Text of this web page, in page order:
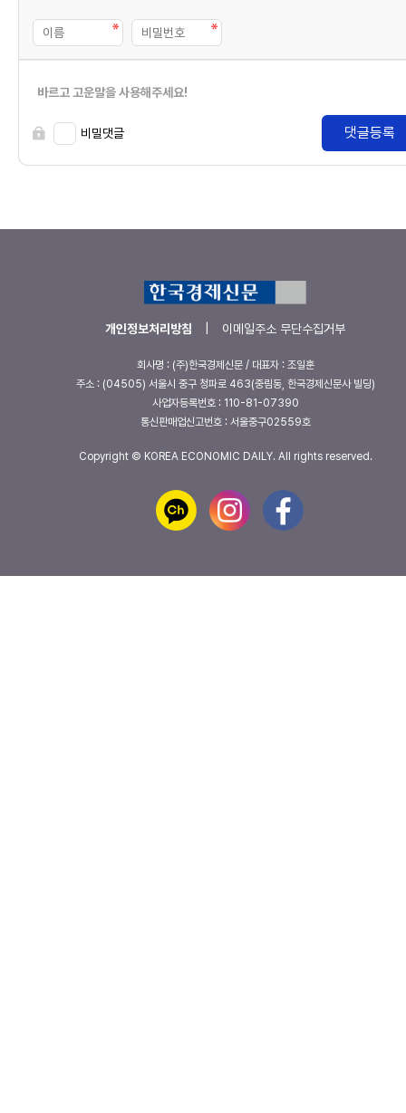
바르고 고운말을 사용해주세요!
비밀댓글 댓글등록
개인정보처리방침 이메일주소 무단수집거부
회사명 : (주)한국경제신문 / 대표자 : 조일훈
주소 : (04505) 서울시 중구 청파로 463(중림동, 한국경제신문사 빌딩)
사업자등록번호 : 110-81-07390
통신판매업신고번호 : 서울중구02559호
Copyright © KOREA ECONOMIC DAILY. All rights reserved.